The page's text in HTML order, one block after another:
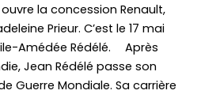
la concession Renault,
Prieur. C’est le 17 mai
Amédée Rédélé. Après
Jean Rédélé passe son
Guerre Mondiale. Sa carrière